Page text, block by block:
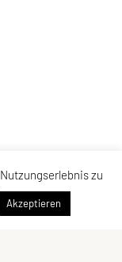
zu
Akzeptieren